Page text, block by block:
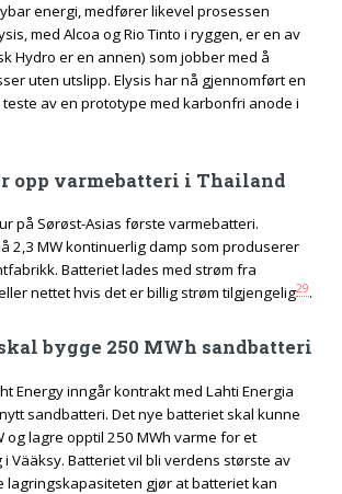
energi, medfører likevel prosessen
med Alcoa og Rio Tinto i ryggen, er en av
Hydro er en annen) som jobber med å
uten utslipp. Elysis har nå gjennomført en
av en prototype med karbonfri anode i
opp varmebatteri i Thailand
på Sørøst-Asias første varmebatteri.
2,3 MW kontinuerlig damp som produserer
Batteriet lades med strøm fra
nettet hvis det er billig strøm tilgjengelig29.
bygge 250 MWh sandbatteri
Energy inngår kontrakt med Lahti Energia
sandbatteri. Det nye batteriet skal kunne
og lagre opptil 250 MWh varme for et
Vääksy. Batteriet vil bli verdens største av
lagringskapasiteten gjør at batteriet kan